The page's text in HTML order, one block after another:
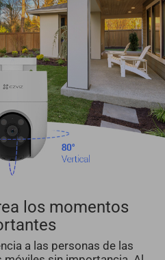
los momentos
a las personas de las